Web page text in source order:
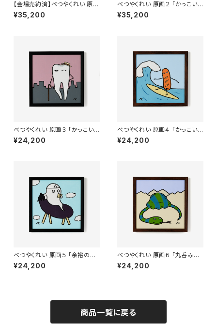
【会場売約済】べつやくれい 原画
１ 「かっこいいアブダクション」
額付き
¥35,200
べつやくれい 原画２ 「かっこいい
ティラノサウルス」 額付き
¥35,200
べつやくれい 原画３ 「かっこいい
歯」 額付き
¥24,200
べつやくれい 原画４ 「かっこいい
¥24,200
べつやくれい 原画５ 「余裕のご
先祖」 額付き
¥24,200
べつやくれい 原画６ 「丸呑みし
たヘビ」 額付き
¥24,200
商品一覧に戻る